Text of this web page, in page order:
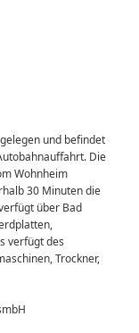
und befindet
Die
Wohnheim
30 Minuten die
über Bad
verfügt des
Trockner,